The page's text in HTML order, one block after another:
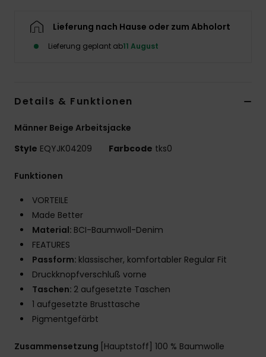
Lieferung nach Hause oder zum Abholort
Lieferung geplant ab11 August
Details & Funktionen
Männer Beige Arbeitsjacke
Style EQYJK04209 Farbcode tks0
Funktionen
VORTEILE
Made Better
Material: BCI-Baumwoll-Denim
FEATURES
Passform: klassischer, komfortabler Regular Fit
Druckknopfverschluß vorne
Taschen: 2 aufgesetzte Taschen
1 aufgesetzte Brusttasche
Pigmentgefärbt
Zusammensetzung [Hauptstoff] 100 % Baumwolle